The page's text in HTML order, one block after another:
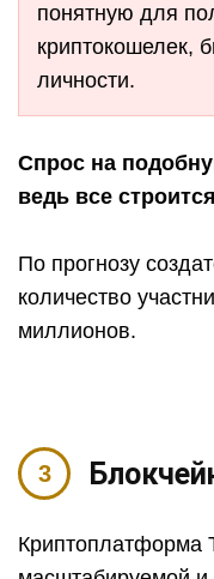
понятную для
криптокошелек,
личности.
Спрос на
ведь все
По прогнозу
количество
миллионов.
Криптоплатформа